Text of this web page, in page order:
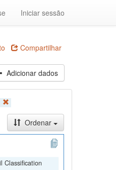
Iniciar sessão
Compartilhar
Adicionar dados
Ordenar
Classification